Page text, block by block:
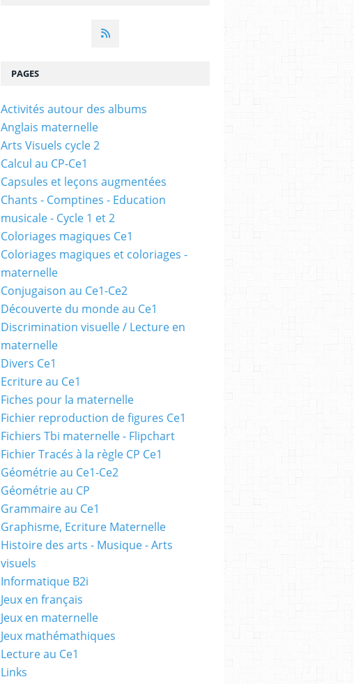
PAGES
Activités autour des albums
Anglais maternelle
Arts Visuels cycle 2
Calcul au CP-Ce1
Capsules et leçons augmentées
Chants - Comptines - Education
musicale - Cycle 1 et 2
Coloriages magiques Ce1
Coloriages magiques et coloriages -
maternelle
Conjugaison au Ce1-Ce2
Découverte du monde au Ce1
Discrimination visuelle / Lecture en
maternelle
Divers Ce1
Ecriture au Ce1
Fiches pour la maternelle
Fichier reproduction de figures Ce1
Fichiers Tbi maternelle - Flipchart
Fichier Tracés à la règle CP Ce1
Géométrie au Ce1-Ce2
Géométrie au CP
Grammaire au Ce1
Graphisme, Ecriture Maternelle
Histoire des arts - Musique - Arts
visuels
Informatique B2i
Jeux en français
Jeux en maternelle
Jeux mathémathiques
Lecture au Ce1
Links